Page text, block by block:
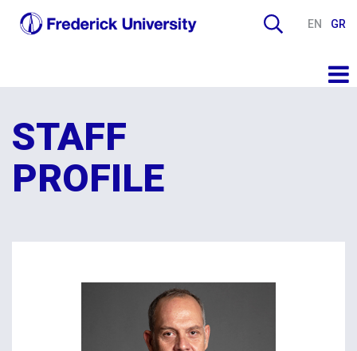
EN GR
STAFF
PROFILE